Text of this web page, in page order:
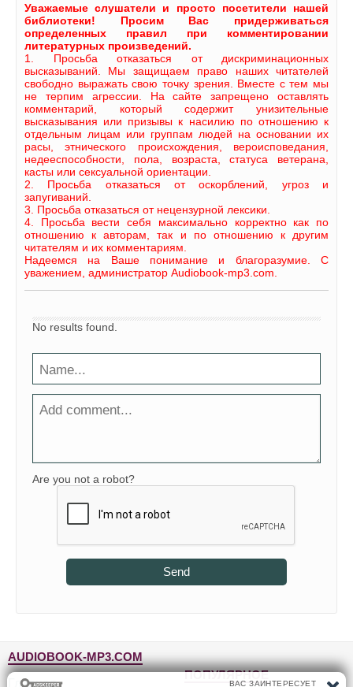
Уважаемые слушатели и просто посетители нашей
библиотеки! Просим Вас придерживаться
определенных правил при комментировании
литературных произведений.
1. Просьба отказаться от дискриминационных
высказываний. Мы защищаем право наших читателей
свободно выражать свою точку зрения. Вместе с тем мы
не терпим агрессии. На сайте запрещено оставлять
комментарий, который содержит унизительные
высказывания или призывы к насилию по отношению к
отдельным лицам или группам людей на основании их
расы, этнического происхождения, вероисповедания,
недееспособности, пола, возраста, статуса ветерана,
касты или сексуальной ориентации.
2. Просьба отказаться от оскорблений, угроз и
запугиваний.
3. Просьба отказаться от нецензурной лексики.
4. Просьба вести себя максимально корректно как по
отношению к авторам, так и по отношению к другим
читателям и их комментариям.
Надеемся на Ваше понимание и благоразумие. С
уважением, администратор Audiobook-mp3.com.
No results found.
Are you not a robot?
Send
AUDIOBOOK-MP3.COM
Главная
ПОПУЛЯРНОЕ